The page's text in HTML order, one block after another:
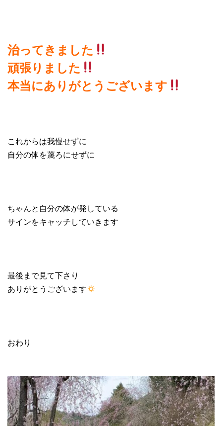
治ってきました
頑張りました
本当にありがとうございます
これからは我慢せずに
自分の体を蔑ろにせずに
ちゃんと自分の体が発している
サインをキャッチしていきます
最後まで見て下さり
ありがとうございます
おわり